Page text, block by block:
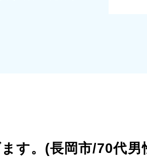
す。(長岡市/70代男